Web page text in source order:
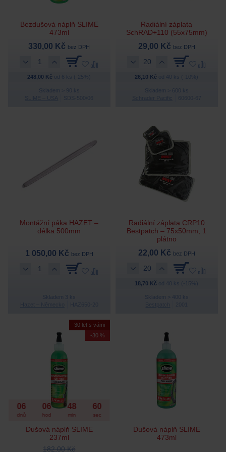
Bezdušová náplň SLIME
473ml
330,00 Kč bez DPH
248,00 Kč od 6 ks (-25%)
Skladem > 90 ks
Radiální záplata
SchRAD+110 (55x75mm)
29,00 Kč bez DPH
26,10 Kč od 40 ks (-10%)
Skladem > 600 ks
Montážní páka HAZET –
délka 500mm
1 050,00 Kč bez DPH
Skladem 3 ks
Radiální záplata CRP10
Bestpatch – 75x50mm, 1
plátno
22,00 Kč bez DPH
18,70 Kč od 40 ks (-15%)
Skladem > 400 ks
30 let s vámi
-30 %
06
dnů
06
hod
48
min
60
sec
Dušová náplň SLIME
237ml
182,00 Kč
Dušová náplň SLIME
473ml